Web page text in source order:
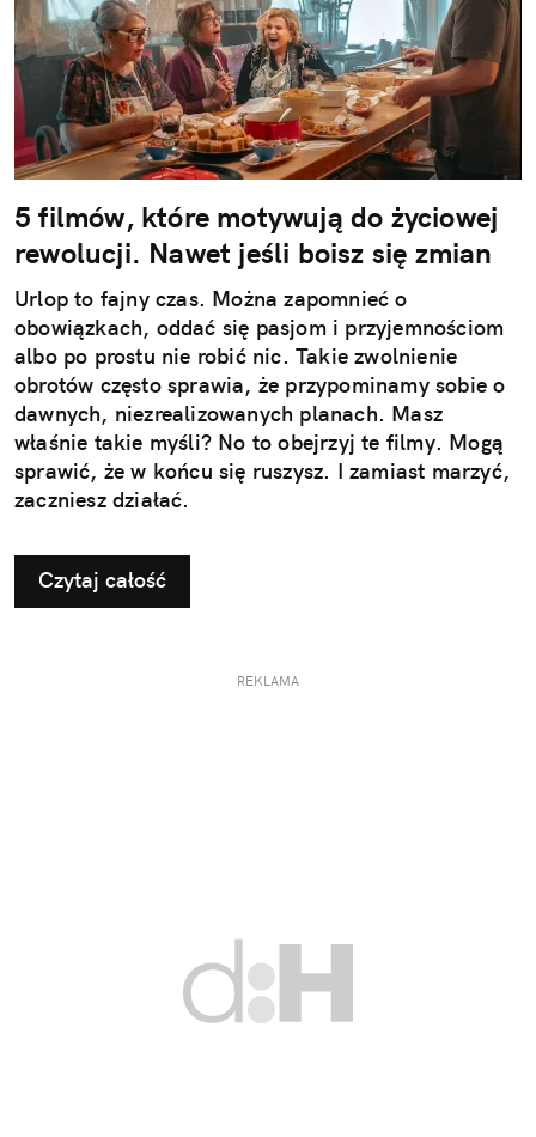
5 filmów, które motywują do życiowej
rewolucji. Nawet jeśli boisz się zmian
Urlop to fajny czas. Można zapomnieć o
obowiązkach, oddać się pasjom i przyjemnościom
albo po prostu nie robić nic. Takie zwolnienie
obrotów często sprawia, że przypominamy sobie o
dawnych, niezrealizowanych planach. Masz
właśnie takie myśli? No to obejrzyj te filmy. Mogą
sprawić, że w końcu się ruszysz. I zamiast marzyć,
zaczniesz działać.
Czytaj całość
REKLAMA